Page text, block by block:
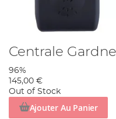
Centrale
96%
145,00 €
Out of Stock
Ajouter Au Panier